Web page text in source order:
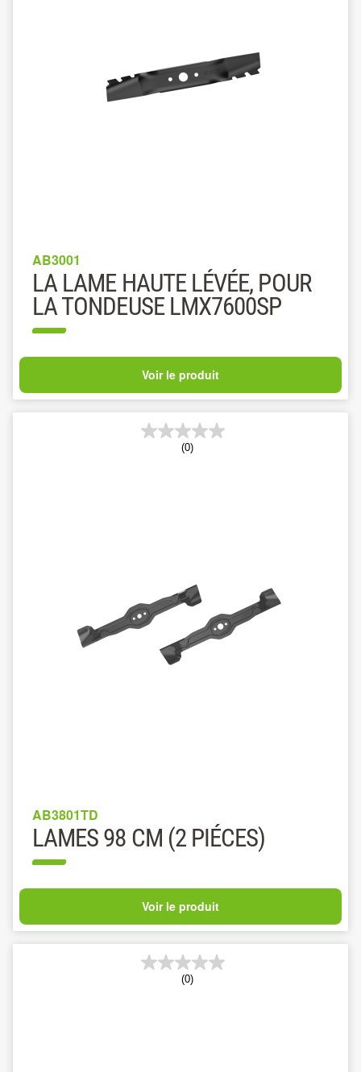
AB3001
LA LAME HAUTE LÉVÉE, POUR
LA TONDEUSE LMX7600SP
Voir le produit
(0)
AB3801TD
LAMES 98 CM (2 PIÉCES)
Voir le produit
(0)